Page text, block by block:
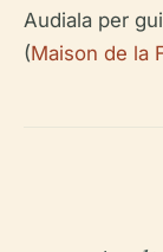
Audiala per
(Maison de la